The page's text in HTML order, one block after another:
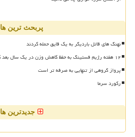
پربحث ترین ها
نهنگ های قاتل باردیگر به یک قایق حمله کردند
۱۲ هفته رژیم فستینگ به حفظ کاهش وزن در یک سال بعد کمک نماید
پرواز گروهی از تنهایی به صرفه تر است
رکورد سرما
جدیدترین ها